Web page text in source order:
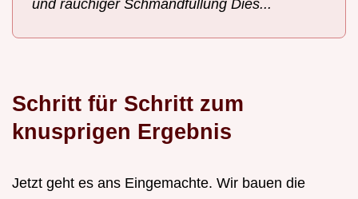
und rauchiger Schmandfüllung Dies...
Schritt für Schritt zum
knusprigen Ergebnis
Jetzt geht es ans Eingemachte. Wir bauen die